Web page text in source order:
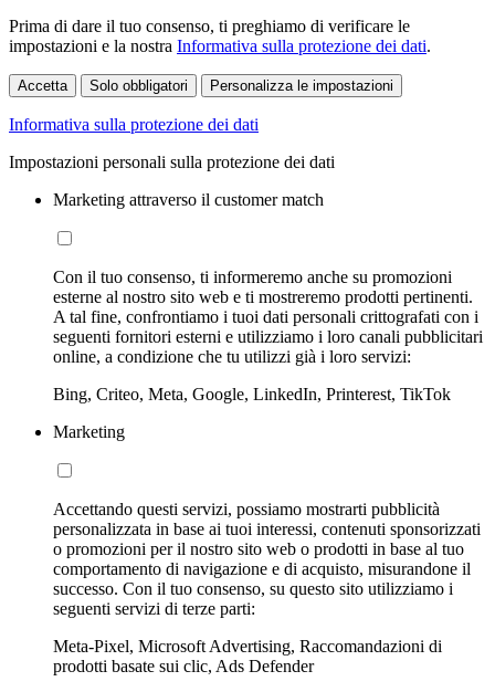
Prima di dare il tuo consenso, ti preghiamo di verificare le
impostazioni e la nostra Informativa sulla protezione dei dati.
Accetta Solo obbligatori Personalizza le impostazioni
Informativa sulla protezione dei dati
Impostazioni personali sulla protezione dei dati
Marketing attraverso il customer match
Con il tuo consenso, ti informeremo anche su promozioni
esterne al nostro sito web e ti mostreremo prodotti pertinenti.
A tal fine, confrontiamo i tuoi dati personali crittografati con i
seguenti fornitori esterni e utilizziamo i loro canali pubblicitari
online, a condizione che tu utilizzi già i loro servizi:
Bing, Criteo, Meta, Google, LinkedIn, Printerest, TikTok
Marketing
Accettando questi servizi, possiamo mostrarti pubblicità
personalizzata in base ai tuoi interessi, contenuti sponsorizzati
o promozioni per il nostro sito web o prodotti in base al tuo
comportamento di navigazione e di acquisto, misurandone il
successo. Con il tuo consenso, su questo sito utilizziamo i
seguenti servizi di terze parti:
Meta-Pixel, Microsoft Advertising, Raccomandazioni di
prodotti basate sui clic, Ads Defender